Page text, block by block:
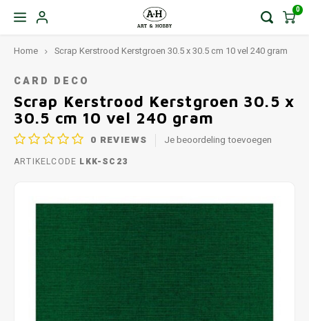
0
Home Scrap Kerstrood Kerstgroen 30.5 x 30.5 cm 10 vel 240 gram
CARD DECO
Scrap Kerstrood Kerstgroen 30.5 x
30.5 cm 10 vel 240 gram
0 REVIEWS Je beoordeling toevoegen
ARTIKELCODE LKK-SC23